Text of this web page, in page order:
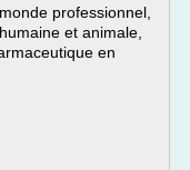
professionnel,
et animale,
en